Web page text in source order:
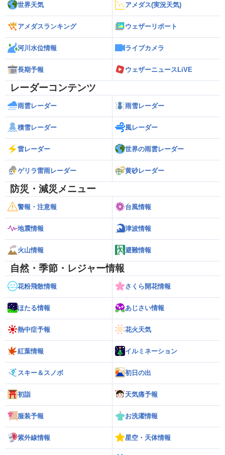
世界天気 アメダス(実況天気)
アメダスランキング ウェザーリポート
河川水位情報 ライブカメラ
長期予報 ウェザーニュースLiVE
レーダーコンテンツ
雨雲レーダー 雨雪レーダー
積雪レーダー 風レーダー
雷レーダー 世界の雨雲レーダー
ゲリラ雷雨レーダー 黄砂レーダー
防災・減災メニュー
警報・注意報 台風情報
地震情報 津波情報
火山情報 避難情報
自然・季節・レジャー情報
花粉飛散情報 さくら開花情報
ほたる情報 あじさい情報
熱中症予報 花火天気
紅葉情報 イルミネーション
スキー＆スノボ 初日の出
初詣 天気痛予報
服装予報 お洗濯情報
紫外線情報 星空・天体情報